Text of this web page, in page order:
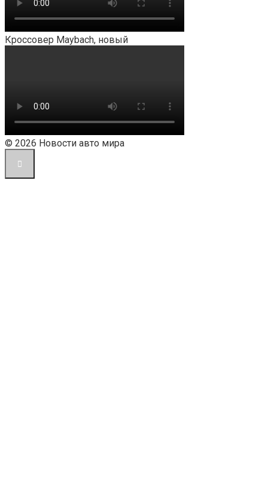
Кроссовер Maybach, новый
© 2026 Новости авто мира